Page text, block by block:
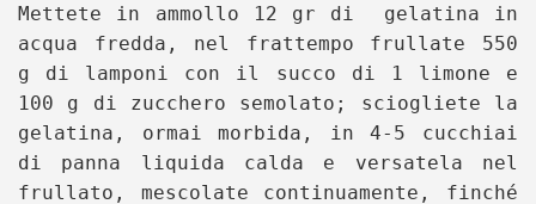
Mettete in ammollo 12 gr di gelatina in
acqua fredda, nel frattempo frullate 550
g di lamponi con il succo di 1 limone e
100 g di zucchero semolato; sciogliete la
gelatina, ormai morbida, in 4-5 cucchiai
di panna liquida calda e versatela nel
frullato, mescolate continuamente, finché